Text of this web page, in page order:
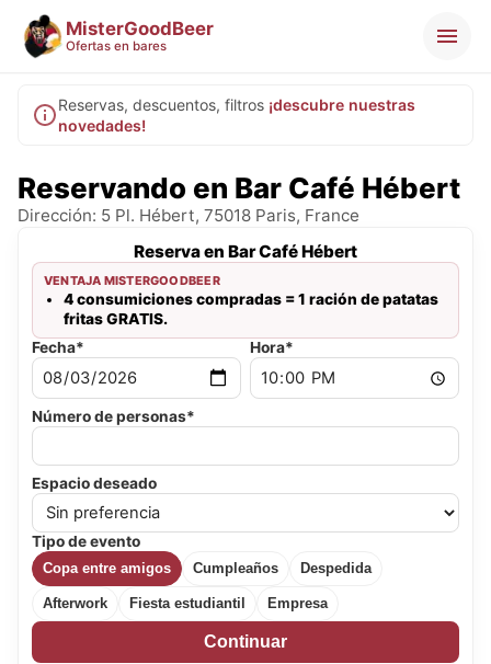
MisterGoodBeer
Ofertas en bares
Reservas, descuentos, filtros ¡descubre nuestras
novedades!
Reservando en Bar Café Hébert
Dirección: 5 Pl. Hébert, 75018 Paris, France
Reserva en Bar Café Hébert
VENTAJA MISTERGOODBEER
4 consumiciones compradas = 1 ración de patatas
fritas GRATIS.
Fecha*
Hora*
Número de personas*
Espacio deseado
Tipo de evento
Copa entre amigos Cumpleaños Despedida
Afterwork Fiesta estudiantil Empresa
Continuar